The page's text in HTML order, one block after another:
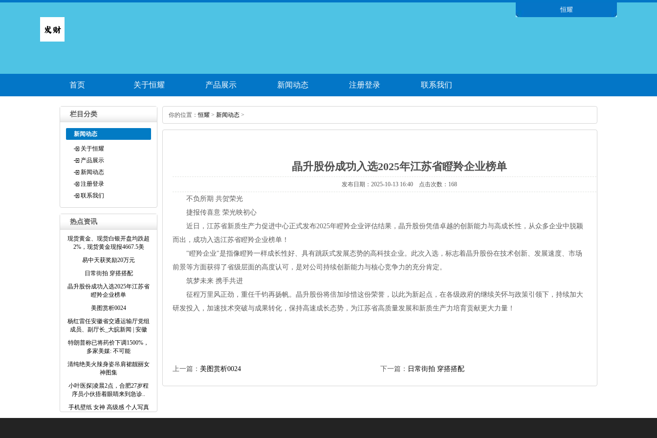
恒耀
首页 关于恒耀 产品展示 新闻动态 注册登录 联系我们
栏目分类
新闻动态
关于恒耀
产品展示
新闻动态
注册登录
联系我们
热点资讯
现货黄金、现货白银开盘均跌超
2%，现货黄金现报4667.5美
易中天获奖励20万元
日常街拍 穿搭搭配
晶升股份成功入选2025年江苏省
瞪羚企业榜单
美图赏析0024
杨红雷任安徽省交通运输厅党组
成员、副厅长_大皖新闻 | 安徽
特朗普称已将药价下调1500%，
多家美媒: 不可能
清纯绝美火辣身姿吊肩裙靓丽女
神图集
小叶医探|凌晨2点，合肥27岁程
序员小伙捂着眼睛来到急诊..
手机壁纸 女神 高级感 个人写真
你的位置：恒耀 > 新闻动态 >
晶升股份成功入选2025年江苏省瞪羚企业榜单
发布日期：2025-10-13 16:40 点击次数：168
不负所期 共贺荣光
捷报传喜意 荣光映初心
近日，江苏省新质生产力促进中心正式发布2025年瞪羚企业评估结果，晶升股份凭借卓越的创新能力与高成长性，从众多企业中脱颖
而出，成功入选江苏省瞪羚企业榜单！
"瞪羚企业"是指像瞪羚一样成长性好、具有跳跃式发展态势的高科技企业。此次入选，标志着晶升股份在技术创新、发展速度、市场
前景等方面获得了省级层面的高度认可，是对公司持续创新能力与核心竞争力的充分肯定。
筑梦未来 携手共进
征程万里风正劲，重任千钧再扬帆。晶升股份将倍加珍惜这份荣誉，以此为新起点，在各级政府的继续关怀与政策引领下，持续加大
研发投入，加速技术突破与成果转化，保持高速成长态势，为江苏省高质量发展和新质生产力培育贡献更大力量！
上一篇： 美图赏析0024 下一篇： 日常街拍 穿搭搭配